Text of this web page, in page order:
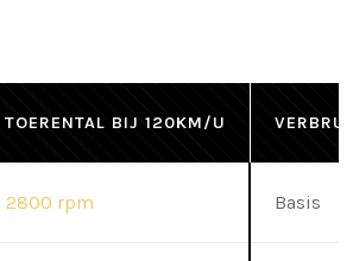
TOERENTAL BIJ 120KM/U
2800 rpm Basis